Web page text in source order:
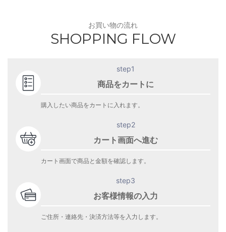
お買い物の流れ
SHOPPING FLOW
step1
商品をカートに
購入したい商品をカートに入れます。
step2
カート画面へ進む
カート画面で商品と金額を確認します。
step3
お客様情報の入力
ご住所・連絡先・決済方法等を入力します。